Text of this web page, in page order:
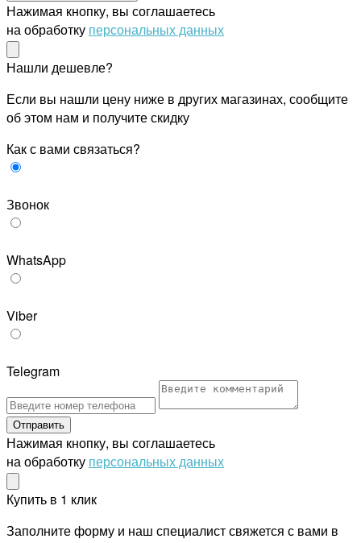
Нажимая кнопку, вы соглашаетесь
на обработку персональных данных
Нашли дешевле?
Если вы нашли цену ниже в других магазинах, сообщите
об этом нам и получите скидку
Как с вами связаться?
Звонок
WhatsApp
Viber
Telegram
Отправить
Нажимая кнопку, вы соглашаетесь
на обработку персональных данных
Купить в 1 клик
Заполните форму и наш специалист свяжется с вами в